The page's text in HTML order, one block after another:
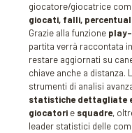
giocatore/giocatrice
giocati, falli,
Grazie alla funzione
partita verrà raccontata
restare aggiornati su
chiave anche a distanza.
strumenti di analisi
statistiche dettagliate
giocatori e squadre,
leader statistici delle